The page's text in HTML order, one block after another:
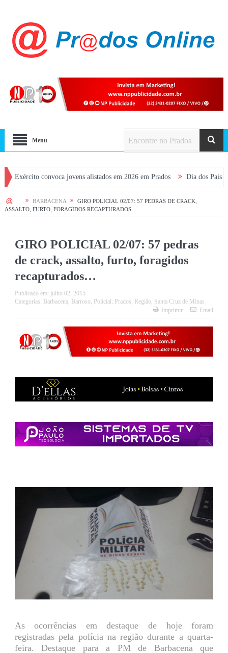
Menu
convoca jovens alistados em 2026 em Prados Dia dos Pais terá fim de
HOME BARBACENA
GIRO POLICIAL 02/07: 57 PEDRAS DE CRACK,
ASSALTO, FURTO, FORAGIDOS RECAPTURADOS…
GIRO POLICIAL 02/07: 57 pedras
de crack, assalto, furto, foragidos
recapturados…
Publicado em: julho 02, 2015
Categorias: Barbacena, Barroso, Policial , Prados, Região, Santa Cruz de Minas
Imprimir
Email
As ocorrências em destaque de hoje foram
registradas pela polícia na região durante a quarta-
feira. Destaque para a PM de Barbacena que